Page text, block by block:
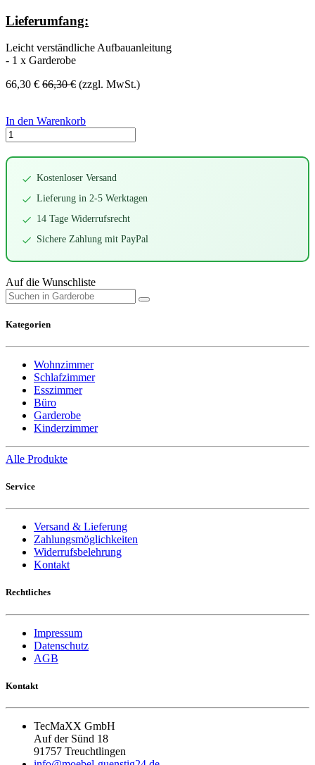
Lieferumfang:
Leicht verständliche Aufbauanleitung
- 1 x Garderobe
66,30 € 66,30€ (zzgl. MwSt.)
In den Warenkorb
Kostenloser Versand
Lieferung in 2-5 Werktagen
14 Tage Widerrufsrecht
Sichere Zahlung mit PayPal
Auf die Wunschliste
Kategorien
Wohnzimmer
Schlafzimmer
Esszimmer
Büro
Garderobe
Kinderzimmer
Alle Produkte
Service
Versand & Lieferung
Zahlungsmöglichkeiten
Widerrufsbelehrung
Kontakt
Rechtliches
Impressum
Datenschutz
AGB
Kontakt
TecMaXX GmbH
Auf der Sünd 18
91757 Treuchtlingen